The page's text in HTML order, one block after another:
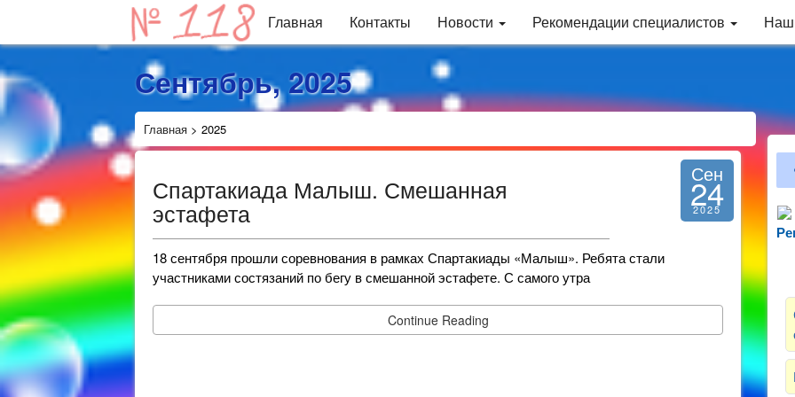
Главная Контакты Новости Рекомендации специалистов
Сентябрь, 2025
Главная > 2025
Спартакиада Малыш. Смешанная
эстафета
Сен
24
2025
18 сентября прошли соревнования в рамках Спартакиады «Малыш». Ребята стали
участниками состязаний по бегу в смешанной эстафете. С самого утра
Continue Reading